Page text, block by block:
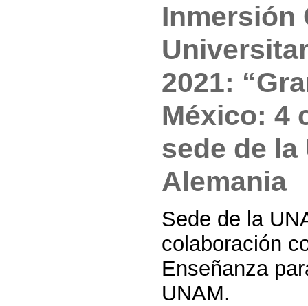
Inmersión
2021:
México: 4
sede de la
Alemania
Sede de la
colaboración
Enseñanza
UNAM.